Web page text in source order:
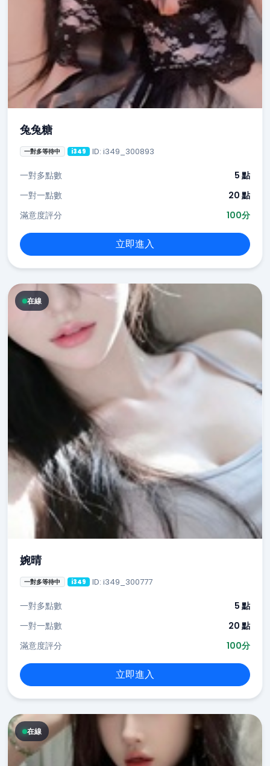
兔兔糖
一對多等待中 i349 ID: i349_300893
一對多點數
5 點
一對一點數
20 點
滿意度評分
100分
立即進入
在線
婉晴
一對多等待中 i349 ID: i349_300777
一對多點數
5 點
一對一點數
20 點
滿意度評分
100分
立即進入
在線